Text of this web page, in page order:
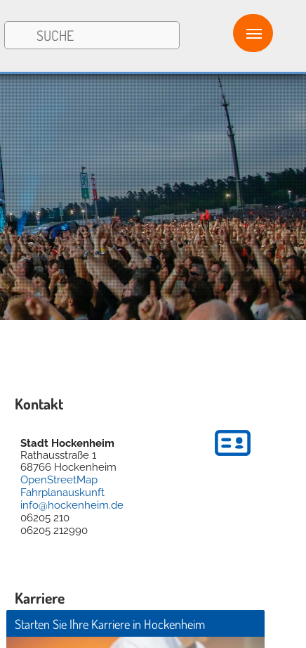
Kontakt
Stadt Hockenheim
Rathausstraße 1
68766 Hockenheim
OpenStreetMap
Fahrplanauskunft
info@hockenheim.de
06205 210
06205 212990
Karriere
Starten Sie Ihre Karriere in Hockenheim